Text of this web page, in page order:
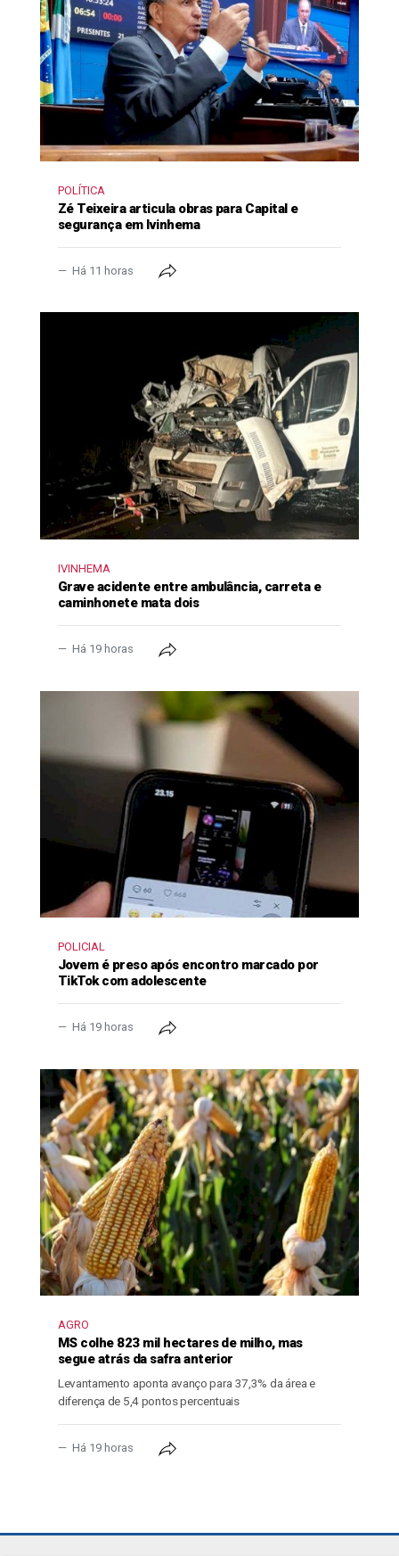
POLÍTICA
Zé Teixeira articula obras para Capital e
segurança em Ivinhema
Há 11 horas
IVINHEMA
Grave acidente entre ambulância, carreta e
caminhonete mata dois
Há 19 horas
POLICIAL
Jovem é preso após encontro marcado por
TikTok com adolescente
Há 19 horas
AGRO
MS colhe 823 mil hectares de milho, mas
segue atrás da safra anterior
Levantamento aponta avanço para 37,3% da área e
diferença de 5,4 pontos percentuais
Há 19 horas